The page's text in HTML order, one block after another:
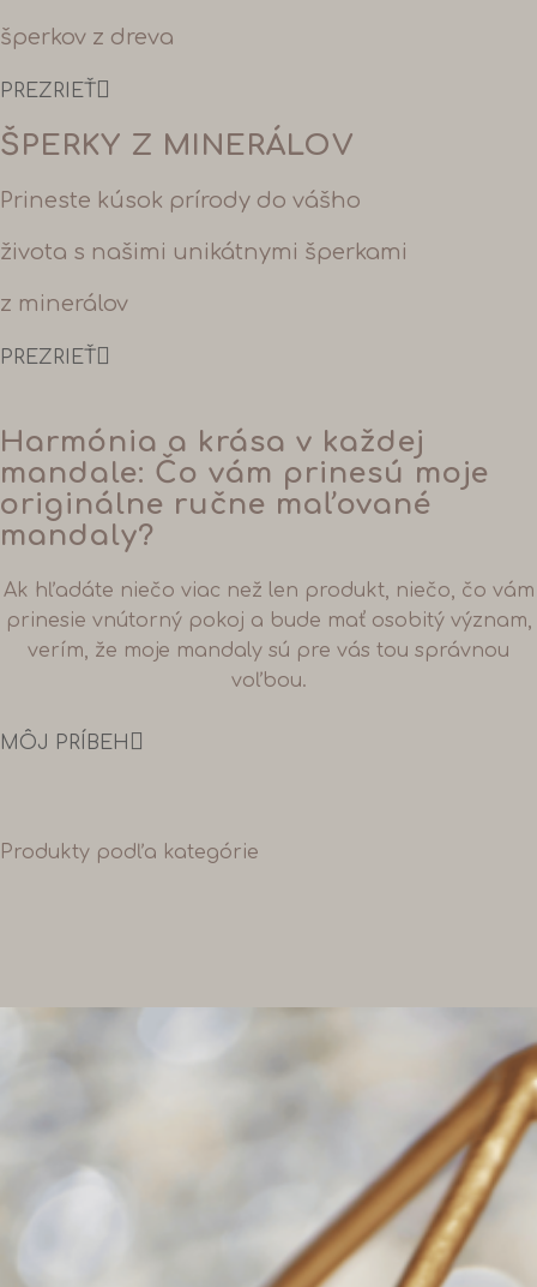
šperkov z dreva
PREZRIEŤ
ŠPERKY Z MINERÁLOV
Prineste kúsok prírody do vášho
života s našimi unikátnymi šperkami
z minerálov
PREZRIEŤ
Harmónia a krása v každej
mandale: Čo vám prinesú moje
originálne ručne maľované
mandaly?
Ak hľadáte niečo viac než len produkt, niečo, čo vám
prinesie vnútorný pokoj a bude mať osobitý význam,
verím, že moje mandaly sú pre vás tou správnou
voľbou.
MÔJ PRÍBEH
Produkty podľa kategórie